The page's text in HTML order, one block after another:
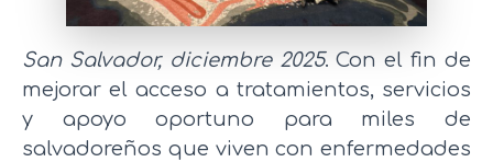
San Salvador, diciembre 2025. Con el fin de
mejorar el acceso a tratamientos, servicios
y apoyo oportuno para miles de
salvadoreños que viven con enfermedades